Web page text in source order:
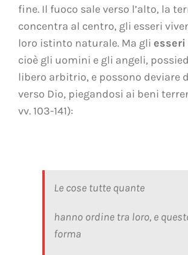
fine. Il fuoco sale verso l’alto, la
concentra al centro, gli esseri
loro istinto naturale. Ma gli
cioè gli uomini e gli angeli,
libero arbitrio, e possono deviare
verso Dio, piegandosi ai beni
vv. 103-141):
Le cose tutte quante
hanno ordine tra loro, e
forma